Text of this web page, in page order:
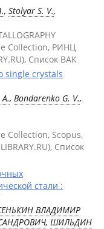
, Stolyar S. V.,
Collection, РИНЦ
Список ВАК
single crystals
, Bondarenko G. V.,
Collection, Scopus,
Список
стали :
ВЛАДИМИР
, ШИЛЬДИН